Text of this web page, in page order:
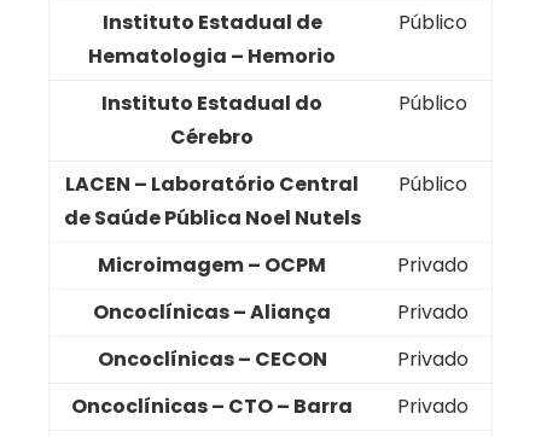
Instituto Estadual de
Hematologia – Hemorio
Público
Instituto Estadual do
Cérebro
Público
LACEN – Laboratório Central
de Saúde Pública Noel Nutels
Público
Microimagem – OCPM
Privado
Oncoclínicas – Aliança
Privado
Oncoclínicas – CECON
Privado
Oncoclínicas – CTO – Barra
Privado